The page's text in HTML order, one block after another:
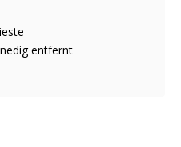
entfernt